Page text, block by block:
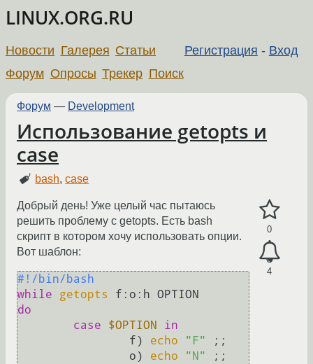
LINUX.ORG.RU
Регистрация - Вход
Новости Галерея Статьи
Форум Опросы Трекер Поиск
Форум — Development
Использование getopts и
case
bash,case
0
4
Добрый день! Уже целый час пытаюсь
решить проблему с getopts. Есть bash
скрипт в котором хочу использовать опции.
Вот шаблон:
#!/bin/bash
while
getopts
do
case
$OPTION
in
		f)
echo "F"
;;
		o)
echo "N"
;;